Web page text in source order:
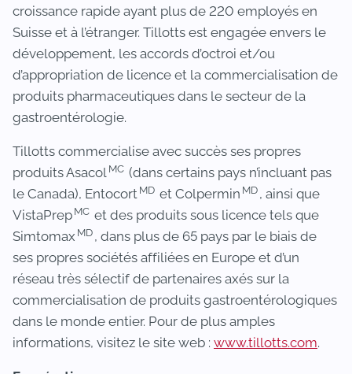
croissance rapide ayant plus de 220 employés en
Suisse et à l’étranger. Tillotts est engagée envers le
développement, les accords d’octroi et/ou
d’appropriation de licence et la commercialisation de
produits pharmaceutiques dans le secteur de la
gastroentérologie.
Tillotts commercialise avec succès ses propres
produits Asacol MC (dans certains pays n’incluant pas
le Canada), Entocort MD et Colpermin MD , ainsi que
VistaPrep MC et des produits sous licence tels que
Simtomax MD , dans plus de 65 pays par le biais de
ses propres sociétés affiliées en Europe et d’un
réseau très sélectif de partenaires axés sur la
commercialisation de produits gastroentérologiques
dans le monde entier. Pour de plus amples
informations, visitez le site web : www.tillotts.com.